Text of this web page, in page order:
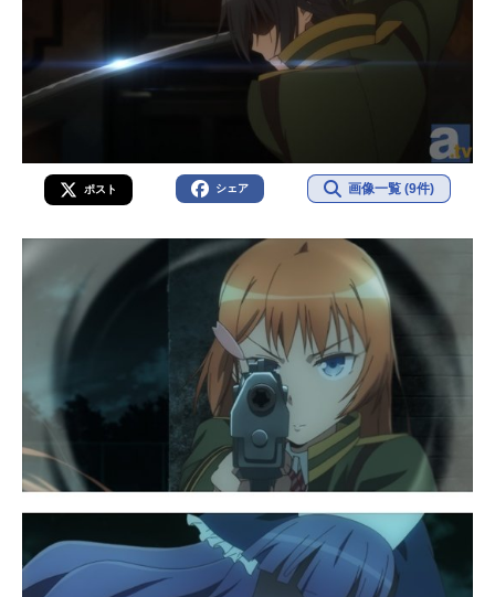
ポスト シェア 画像一覧 (9件)